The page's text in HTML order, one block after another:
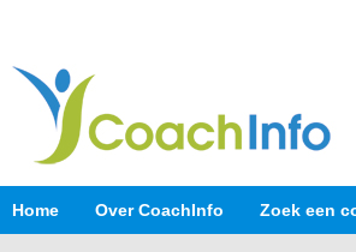
Home Over CoachInfo Zoek een